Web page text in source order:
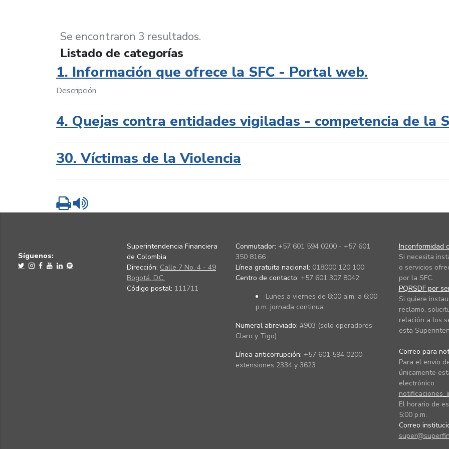
Se encontraron 3 resultados.
Listado de categorías
1. Información que ofrece la SFC - Portal web.
Descripción
4. Quejas contra entidades vigiladas - competencia de la
30. Víctimas de la Violencia
Imprimir
Síguenos:
Superintendencia Financiera
de Colombia
Dirección: Calle 7 No. 4 - 49
Bogotá, D.C.
Código postal: 111711
Conmutador: +57 601 594 0200 - +57 601
350 8166
Línea gratuita nacional: 018000 120 100
Centro de contacto: +57 601 307 8042
Lunes a viernes de 8:00 a.m. a 6:00
p.m. jornada continua.
Numeral abreviado: #903 (solo operadores
Claro y Tigo)
Línea anticorrupción: +57 601 594 0200
extensiones 2334 y 3623
Inconformidad
Si necesita
o servicios
por la SFC.
PQRSDF por
Si quiere
reclamo,
relación a los
esta
Correo para
Para el envío
únicamente
electrónico
El horario de
5:00 p.m.
Correo